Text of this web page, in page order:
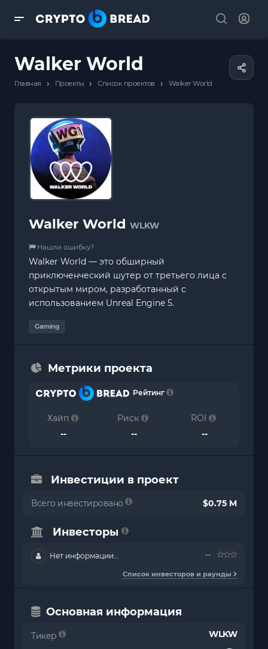
Walker World
Главная › Проекты › Список проектов › Walker World
Walker World WLKW
Нашли ошибку?
Walker World — это обширный
приключенческий шутер от третьего лица с
открытым миром, разработанный с
использованием Unreal Engine 5.
Gaming
Метрики проекта
Рейтинг
Хайп
--
Риск
--
ROI
--
Инвестиции в проект
Всего инвестировано $0.75 M
Инвесторы
Нет информации... --
Список инвесторов и раунды
Основная информация
Тикер WLKW